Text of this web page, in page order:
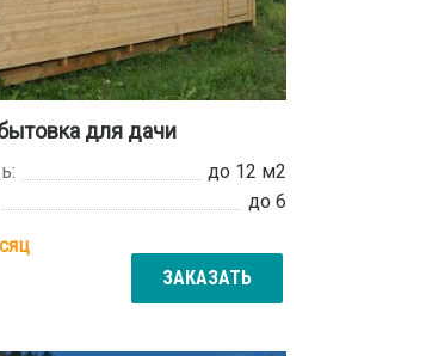
для дачи
до 12 м2
до 6
ЗАКАЗАТЬ